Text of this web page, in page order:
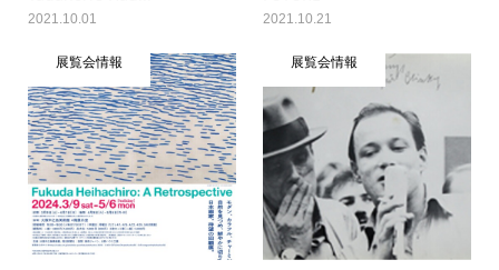
2021.10.01 2021.10.21
展覧会情報 展覧会情報